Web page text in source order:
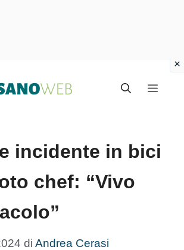
Menu
incidente in bici
chef: “Vivo
di Andrea Cerasi